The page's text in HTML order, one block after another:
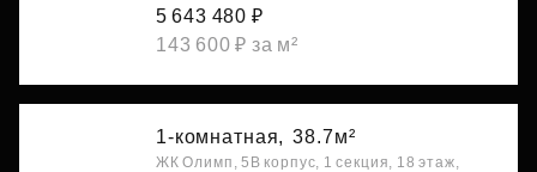
5 643 480 ₽
143 600 ₽ за м²
1-комнатная, 38.7м²
ЖК Олимп, 5В корпус, 1 секция, 18 этаж,